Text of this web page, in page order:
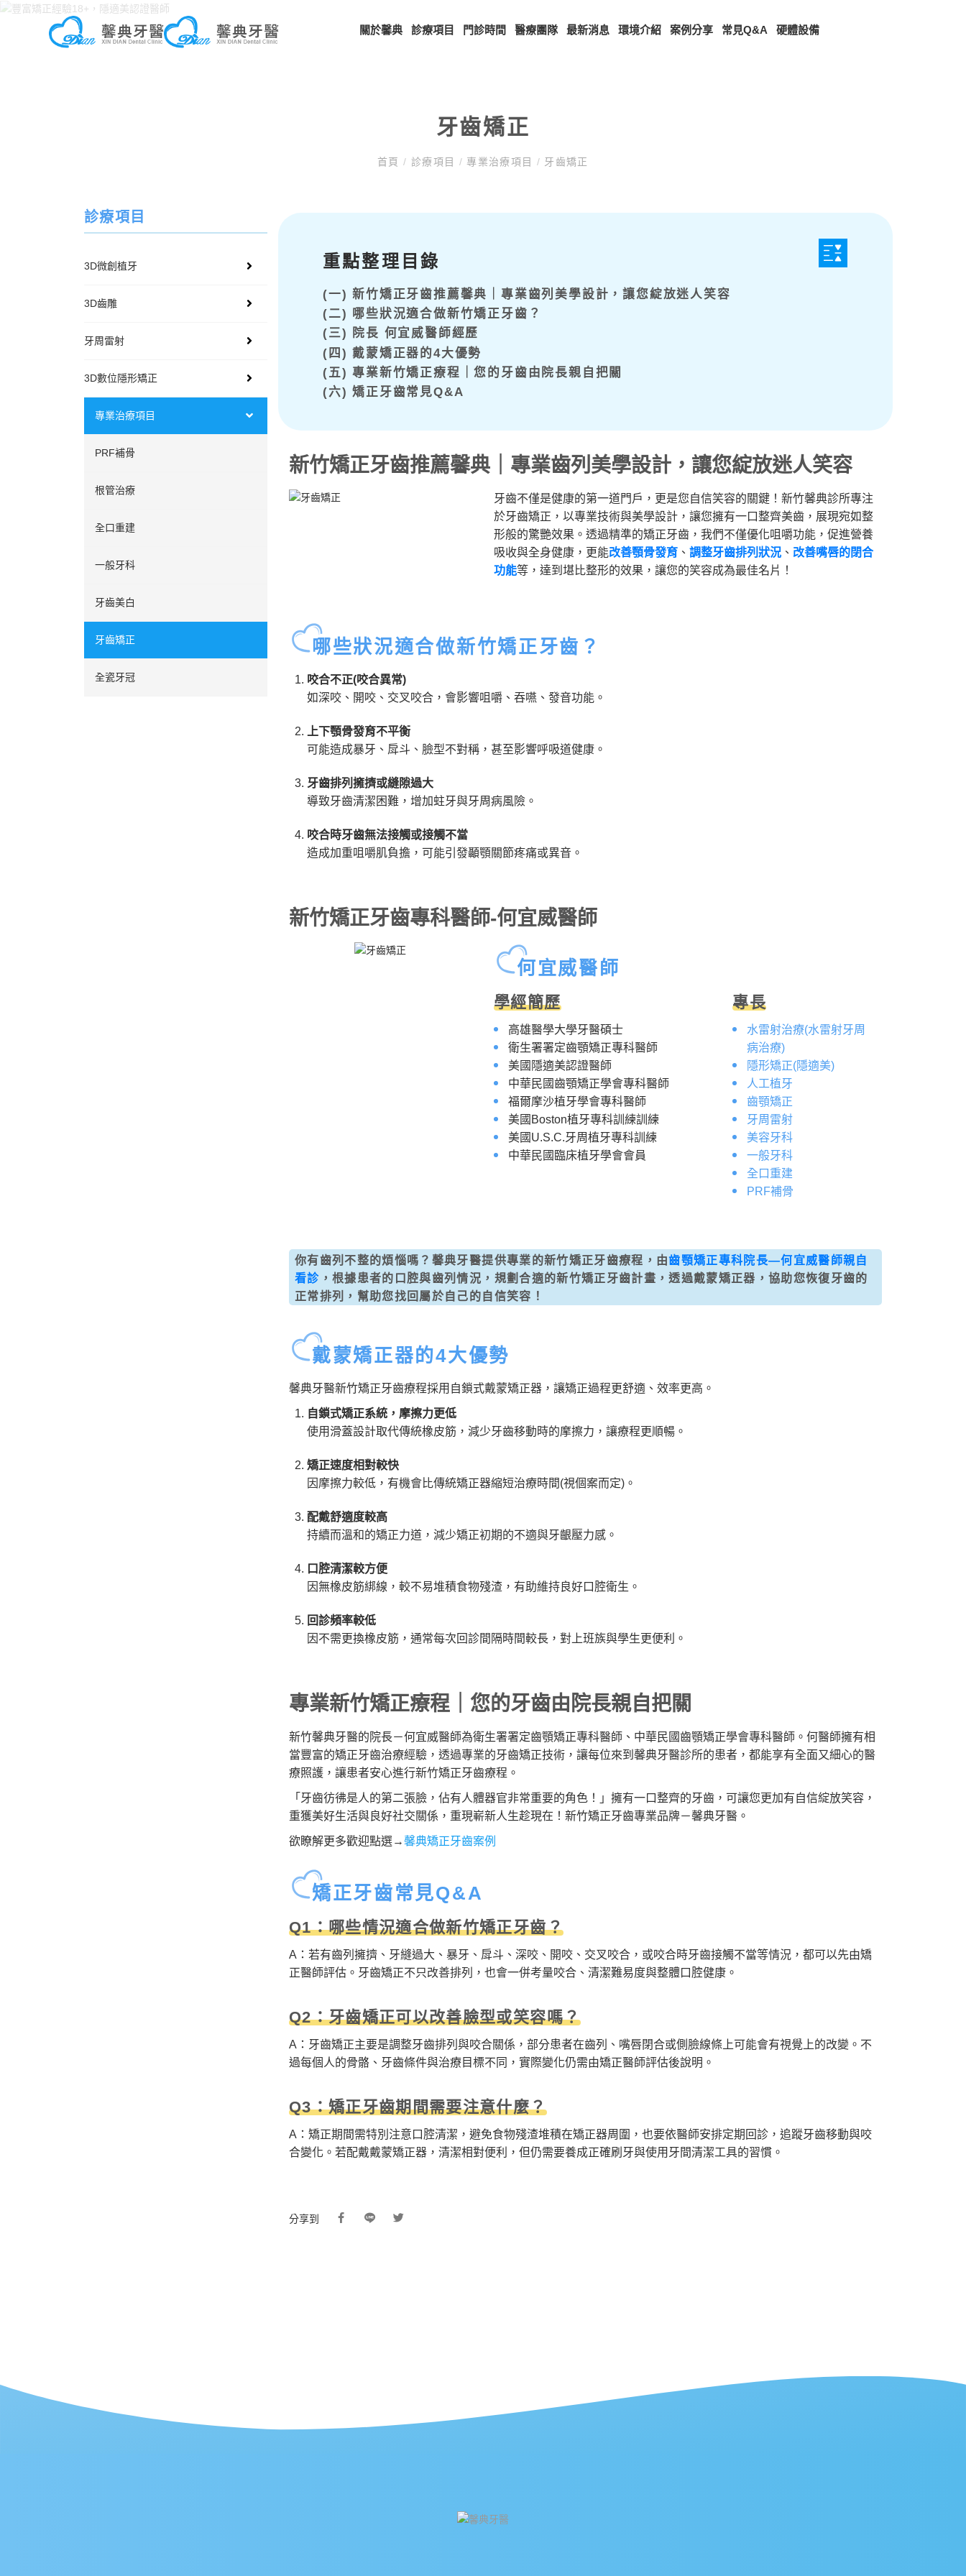
關於馨典 診療項目 門診時間 醫療團隊 最新消息 環境介紹 案例分享 常見Q&A 硬體設備
牙齒矯正
首頁/ 診療項目 / 專業治療項目 / 牙齒矯正
診療項目
3D微創植牙
3D齒雕
牙周雷射
3D數位隱形矯正
專業治療項目
PRF補骨
根管治療
全口重建
一般牙科
牙齒美白
牙齒矯正
全瓷牙冠
重點整理目錄
(一) 新竹矯正牙齒推薦馨典｜專業齒列美學設計，讓您綻放迷人笑容
(二) 哪些狀況適合做新竹矯正牙齒？
(三) 院長 何宜威醫師經歷
(四) 戴蒙矯正器的4大優勢
(五) 專業新竹矯正療程｜您的牙齒由院長親自把關
(六) 矯正牙齒常見Q&A
新竹矯正牙齒推薦馨典｜專業齒列美學設計，讓您綻放迷人笑容
牙齒不僅是健康的第一道門戶，更是您自信笑容的關鍵！新竹馨典診所專注
於牙齒矯正，以專業技術與美學設計，讓您擁有一口整齊美齒，展現宛如整
形般的驚艷效果。透過精準的矯正牙齒，我們不僅優化咀嚼功能，促進營養
吸收與全身健康，更能改善顎骨發育、 調整牙齒排列狀況、 改善嘴唇的閉合
功能等，達到堪比整形的效果，讓您的笑容成為最佳名片！
哪些狀況適合做新竹矯正牙齒？
咬合不正(咬合異常)
如深咬、開咬、交叉咬合，會影響咀嚼、吞嚥、發音功能。
上下顎骨發育不平衡
可能造成暴牙、戽斗、臉型不對稱，甚至影響呼吸道健康。
牙齒排列擁擠或縫隙過大
導致牙齒清潔困難，增加蛀牙與牙周病風險。
咬合時牙齒無法接觸或接觸不當
造成加重咀嚼肌負擔，可能引發顳顎關節疼痛或異音。
新竹矯正牙齒專科醫師-何宜威醫師
何宜威醫師
學經簡歷
高雄醫學大學牙醫碩士
衛生署署定齒顎矯正專科醫師
美國隱適美認證醫師
中華民國齒顎矯正學會專科醫師
福爾摩沙植牙學會專科醫師
美國Boston植牙專科訓練訓練
美國U.S.C.牙周植牙專科訓練
中華民國臨床植牙學會會員
專長
水雷射治療(水雷射牙周
病治療)
隱形矯正(隱適美)
人工植牙
齒顎矯正
牙周雷射
美容牙科
一般牙科
全口重建
PRF補骨
你有齒列不整的煩惱嗎？馨典牙醫提供專業的新竹矯正牙齒療程，由齒顎矯正專科院長—何宜威醫師親自
看診 ，根據患者的口腔與齒列情況，規劃合適的新竹矯正牙齒計畫，透過戴蒙矯正器，協助您恢復牙齒的
正常排列，幫助您找回屬於自己的自信笑容！
戴蒙矯正器的4大優勢
馨典牙醫新竹矯正牙齒療程採用自鎖式戴蒙矯正器，讓矯正過程更舒適、效率更高。
自鎖式矯正系統，摩擦力更低
使用滑蓋設計取代傳統橡皮筋，減少牙齒移動時的摩擦力，讓療程更順暢。
矯正速度相對較快
因摩擦力較低，有機會比傳統矯正器縮短治療時間(視個案而定)。
配戴舒適度較高
持續而溫和的矯正力道，減少矯正初期的不適與牙齦壓力感。
口腔清潔較方便
因無橡皮筋綁線，較不易堆積食物殘渣，有助維持良好口腔衛生。
回診頻率較低
因不需更換橡皮筋，通常每次回診間隔時間較長，對上班族與學生更便利。
專業新竹矯正療程｜您的牙齒由院長親自把關
新竹馨典牙醫的院長－何宜威醫師為衛生署署定齒顎矯正專科醫師、中華民國齒顎矯正學會專科醫師。何醫師擁有相
當豐富的矯正牙齒治療經驗，透過專業的牙齒矯正技術，讓每位來到馨典牙醫診所的患者，都能享有全面又細心的醫
療照護，讓患者安心進行新竹矯正牙齒療程。
「牙齒彷彿是人的第二張臉，佔有人體器官非常重要的角色！」擁有一口整齊的牙齒，可讓您更加有自信綻放笑容，
重獲美好生活與良好社交關係，重現嶄新人生趁現在！新竹矯正牙齒專業品牌－馨典牙醫。
欲瞭解更多歡迎點選→馨典矯正牙齒案例
矯正牙齒常見Q&A
Q1：哪些情況適合做新竹矯正牙齒？
A：若有齒列擁擠、牙縫過大、暴牙、戽斗、深咬、開咬、交叉咬合，或咬合時牙齒接觸不當等情況，都可以先由矯
正醫師評估。牙齒矯正不只改善排列，也會一併考量咬合、清潔難易度與整體口腔健康。
Q2：牙齒矯正可以改善臉型或笑容嗎？
A：牙齒矯正主要是調整牙齒排列與咬合關係，部分患者在齒列、嘴唇閉合或側臉線條上可能會有視覺上的改變。不
過每個人的骨骼、牙齒條件與治療目標不同，實際變化仍需由矯正醫師評估後說明。
Q3：矯正牙齒期間需要注意什麼？
A：矯正期間需特別注意口腔清潔，避免食物殘渣堆積在矯正器周圍，也要依醫師安排定期回診，追蹤牙齒移動與咬
合變化。若配戴戴蒙矯正器，清潔相對便利，但仍需要養成正確刷牙與使用牙間清潔工具的習慣。
分享到